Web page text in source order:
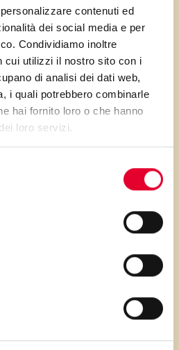
contenuti ed
dei social media e per
Condividiamo inoltre
cui utilizzi il nostro sito con i
di analisi dei dati web,
i quali potrebbero combinarle
hai fornito loro o che hanno
loro servizi.
lericette vegane,
naturalmente
e di lattosio, se
di saraceno e
bisogno delle
grano raffinato.
la frutta, dolce
la quantità di
il volume del
dei carboidrati.